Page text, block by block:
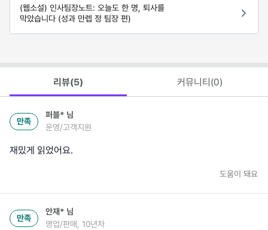
(웹소설) 인사팀장노트: 오늘도 한 명, 퇴사를
막았습니다 (성과 만렙 정 팀장 편)
리뷰(5) 커뮤니티(0)
만족
퍼블* 님
운영/고객지원
재밌게 읽었어요.
도움이 돼요
만족
안재* 님
영업/판매, 10년차